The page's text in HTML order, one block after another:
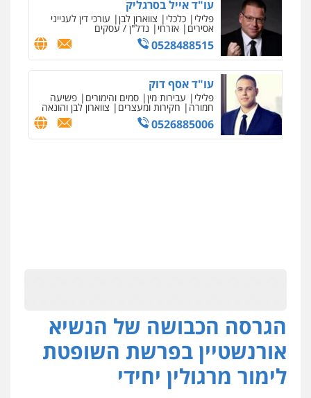
עו"ד אייל בסרגליק
פלילי כלכלי צווארון לבן עורכי דין לענייני
אסירים אזרחי נדל"ן / עסקים
0528488515
עו"ד אסף דוק
פלילי עבירות מין סמים והימורים פשיעה
חמורה חקירות ומעצרים צווארון לבן והונאה
0526885006
הגרסה הכבושה של הנשיא
אורנשטיין בפרשת השופטת
לימור מרגולין יחידי